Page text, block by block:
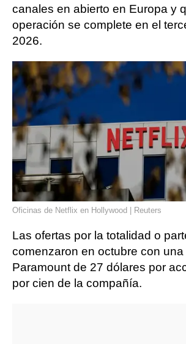
canales en abierto en Europa y
operación se complete en el
2026.
Oficinas de Netflix en Hollywood | Reuters
Las ofertas por la totalidad o
comenzaron en octubre con una
Paramount de 27 dólares por
por cien de la compañía.